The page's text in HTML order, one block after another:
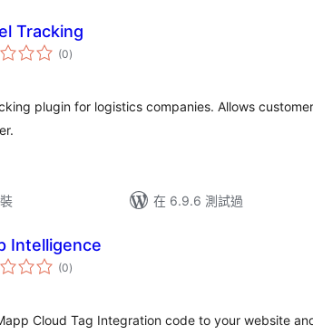
Tracking
(0總
評)
plugin for logistics companies. Allows
在 6.9.6 測試過
Intelligence
(0總
評)
Cloud Tag Integration code to your website